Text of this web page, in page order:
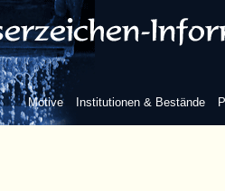
Motive Institutionen & Bestände